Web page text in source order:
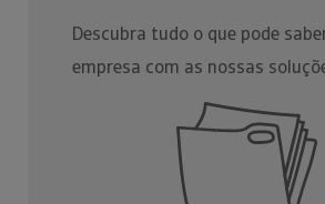
Descubra tudo o que pode
empresa com as nossas